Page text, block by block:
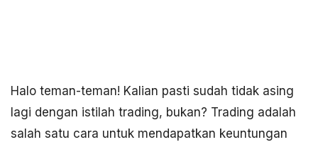
Halo teman-teman! Kalian pasti sudah tidak asing
lagi dengan istilah trading, bukan? Trading adalah
salah satu cara untuk mendapatkan keuntungan